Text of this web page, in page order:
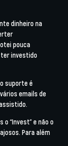
dinheiro na
pouca
investido
suporte é
emails de
“Invest” e não o
Para além